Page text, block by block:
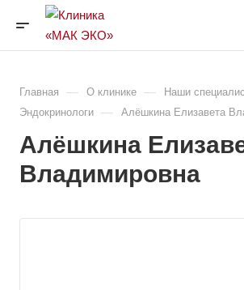
Главная — О клинике — Наши
Эндокринологи — Алёшкина Елизавета
Алёшкина
Владимировна